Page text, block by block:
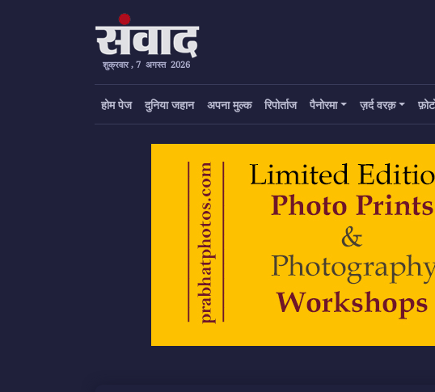
शुक्रवार , 7 अगस्त 2026
होम पेज दुनिया जहान अपना मुल्क रिपोर्ताज पैनोरमा ज़र्द वरक़